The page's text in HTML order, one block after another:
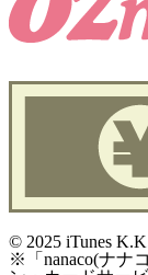
© 2025 iTunes
※「nanaco(ナナ